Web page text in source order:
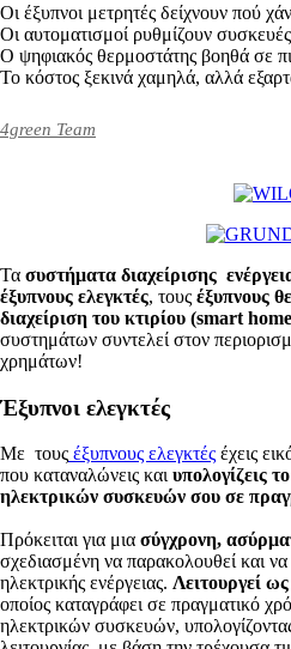
Οι έξυπνοι μετρητές δείχνουν πού
Οι αυτοματισμοί ρυθμίζουν
Ο ψηφιακός θερμοστάτης βοηθά σε
Το κόστος ξεκινά χαμηλά, αλλά
4green Team
Τα συστήματα διαχείρισης
έξυπνους ελεγκτές, τους έξυπνους
διαχείριση του κτιρίου (smart
συστημάτων συντελεί στον
χρημάτων!
Έξυπνοι ελεγκτές
Με τους έξυπνους ελεγκτές έχεις
που καταναλώνεις και υπολογίζεις
ηλεκτρικών συσκευών σου σε
Πρόκειται για μια σύγχρονη,
σχεδιασμένη να παρακολουθεί και
ηλεκτρικής ενέργειας. Λειτουργεί
οποίος καταγράφει σε πραγματικό
ηλεκτρικών συσκευών,